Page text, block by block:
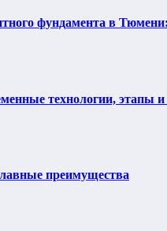
фундамента в
технологии, этапы
преимущества